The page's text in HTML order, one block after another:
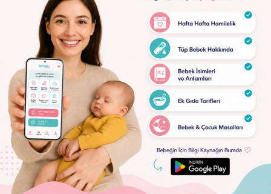
Lorem
Ipsum
Dolor
Lorem
Ipsum
Dolor